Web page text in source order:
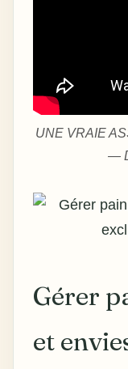
UNE VRAIE
—
Gérer
et